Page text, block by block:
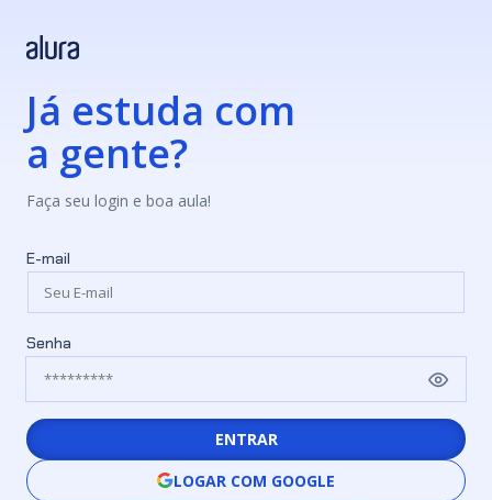
Já estuda com
a gente?
Faça seu login e boa aula!
E-mail
Senha
ENTRAR
LOGAR COM GOOGLE